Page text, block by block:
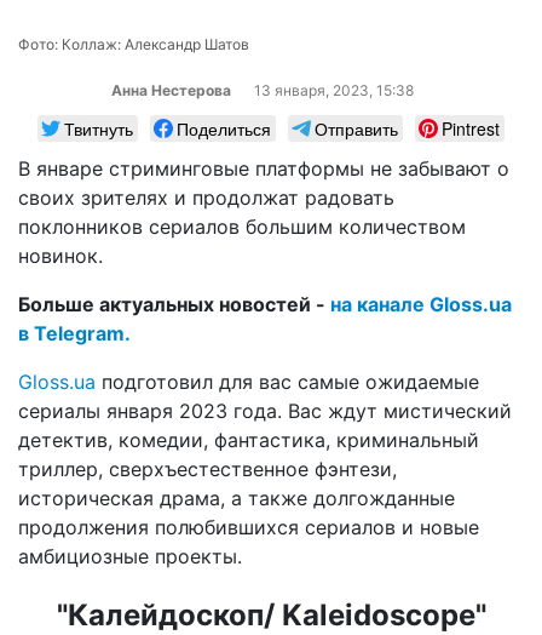
Фото: Коллаж: Александр Шатов
Анна Нестерова 13 января, 2023, 15:38
Твитнуть Поделиться Отправить
Pintrest
В январе стриминговые платформы не забывают о
своих зрителях и продолжат радовать
поклонников сериалов большим количеством
новинок.
Больше актуальных новостей - на канале Gloss.ua
в Telegram.
Gloss.ua подготовил для вас самые ожидаемые
сериалы января 2023 года. Вас ждут мистический
детектив, комедии, фантастика, криминальный
триллер, сверхъестественное фэнтези,
историческая драма, а также долгожданные
продолжения полюбившихся сериалов и новые
амбициозные проекты.
"Калейдоскоп/ Kaleidoscope"